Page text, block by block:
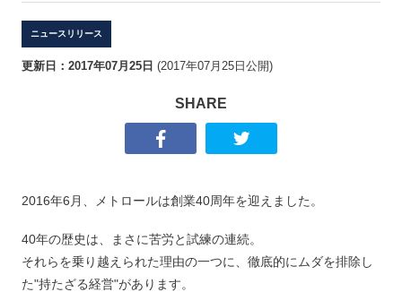
ニュースリリース
更新日： 2017年07月25日 (2017年07月25日 公開)
SHARE
2016年6月、メトロールは創業40周年を迎えました。
40年の歴史は、まさに苦労と試練の連続。
それらを乗り越えられた理由の一つに、徹底的にムダを排除し
た"持たざる経営"があります。